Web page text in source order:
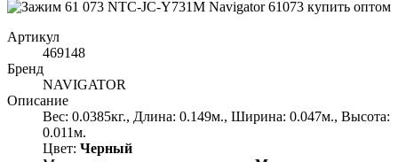
Артикул
469148
Бренд
NAVIGATOR
Описание
Вес: 0.0385кг., Длина: 0.149м., Ширина: 0.047м., Высота:
0.011м.
Цвет: Черный